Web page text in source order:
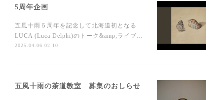
5周年企画
五風十雨５周年を記念して北海道初となる
LUCA (Luca Delphi)のトーク&amp;ライブ…
2025.04.06 02:10
五風十雨の茶道教室 募集のおしらせ